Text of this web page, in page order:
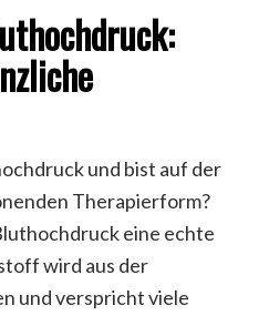
und bist auf der
Therapierform?
eine echte
wird aus der
und verspricht viele